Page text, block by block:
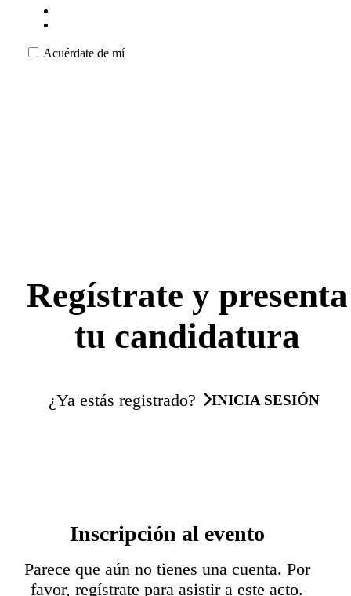
Acuérdate de mí
Regístrate y presenta
tu candidatura
¿Ya estás registrado? INICIA SESIÓN
Inscripción al evento
Parece que aún no tienes una cuenta. Por
favor, regístrate para asistir a este acto.